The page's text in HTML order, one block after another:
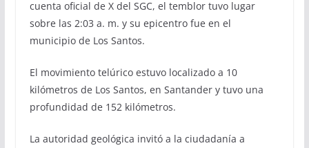
cuenta oficial de X del SGC, el temblor tuvo lugar
sobre las 2:03 a. m. y su epicentro fue en el
municipio de Los Santos.
El movimiento telúrico estuvo localizado a 10
kilómetros de Los Santos, en Santander y tuvo una
profundidad de 152 kilómetros.
La autoridad geológica invitó a la ciudadanía a